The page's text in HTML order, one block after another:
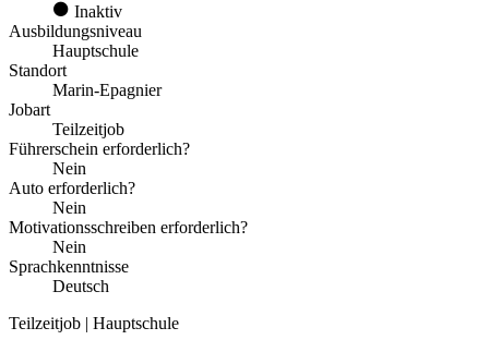
Inaktiv
Ausbildungsniveau
Hauptschule
Standort
Marin-Epagnier
Jobart
Teilzeitjob
Führerschein erforderlich?
Nein
Auto erforderlich?
Nein
Motivationsschreiben erforderlich?
Nein
Sprachkenntnisse
Deutsch
Teilzeitjob | Hauptschule